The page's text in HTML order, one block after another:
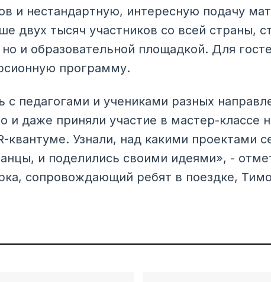
и нестандартную, интересную подачу
двух тысяч участников со всей страны,
и образовательной площадкой. Для
программу.
с педагогами и учениками разных
и даже приняли участие в мастер-классе
квантуме. Узнали, над какими проектами
и поделились своими идеями», -
сопровождающий ребят в поездке,